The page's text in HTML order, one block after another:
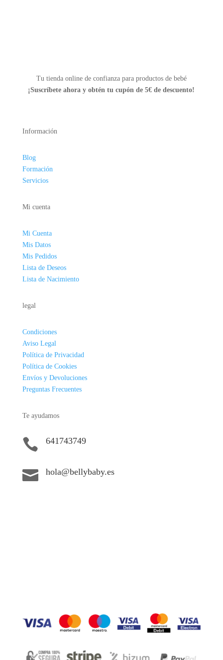
Tu tienda online de confianza para productos de bebé
¡Suscríbete ahora yobtén tu cupón de 5€ de descuento!
Información
Blog
Formación
Servicios
Mi cuenta
Mi Cuenta
Mis Datos
Mis Pedidos
Lista de Deseos
Lista de Nacimiento
legal
Condiciones
Aviso Legal
Política de Privacidad
Política de Cookies
Envíos y Devoluciones
Preguntas Frecuentes
Te ayudamos
 641743749
 hola@bellybaby.es